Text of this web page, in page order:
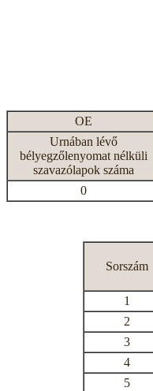
OE
Urnában lévő
bélyegzőlenyomat nélküli
szavazólapok száma
0
Sorszám
1
2
3
4
5